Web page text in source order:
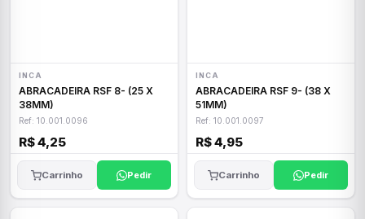
INCA
ABRACADEIRA RSF 8- (25 X
38MM)
Ref: 10.001.0096
R$ 4,25
Carrinho Pedir
INCA
ABRACADEIRA RSF 9- (38 X
51MM)
Ref: 10.001.0097
R$ 4,95
Carrinho Pedir